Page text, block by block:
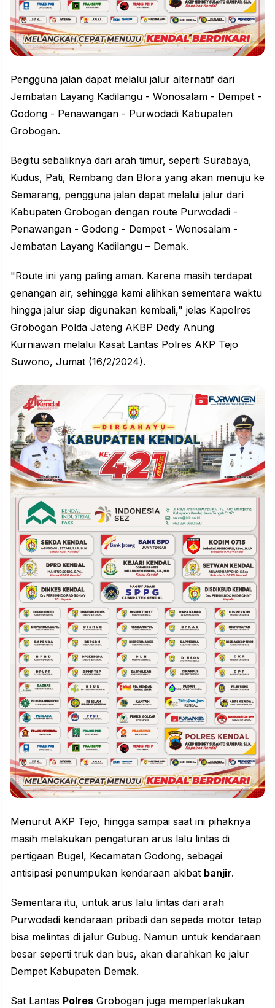
Pengguna jalan dapat melalui jalur alternatif dari
Jembatan Layang Kadilangu - Wonosalam - Dempet -
Godong - Penawangan - Purwodadi Kabupaten
Grobogan.
Begitu sebaliknya dari arah timur, seperti Surabaya,
Kudus, Pati, Rembang dan Blora yang akan menuju ke
Semarang, pengguna jalan dapat melalui jalur dari
Kabupaten Grobogan dengan route Purwodadi -
Penawangan - Godong - Dempet - Wonosalam -
Jembatan Layang Kadilangu – Demak.
"Route ini yang paling aman. Karena masih terdapat
genangan air, sehingga kami alihkan sementara waktu
hingga jalur siap digunakan kembali," jelas Kapolres
Grobogan Polda Jateng AKBP Dedy Anung
Kurniawan melalui Kasat Lantas Polres AKP Tejo
Suwono, Jumat (16/2/2024).
Menurut AKP Tejo, hingga sampai saat ini pihaknya
masih melakukan pengaturan arus lalu lintas di
pertigaan Bugel, Kecamatan Godong, sebagai
antisipasi penumpukan kendaraan akibat banjir.
Sementara itu, untuk arus lalu lintas dari arah
Purwodadi kendaraan pribadi dan sepeda motor tetap
bisa melintas di jalur Gubug. Namun untuk kendaraan
besar seperti truk dan bus, akan diarahkan ke jalur
Dempet Kabupaten Demak.
Sat Lantas Polres Grobogan juga memperlakukan